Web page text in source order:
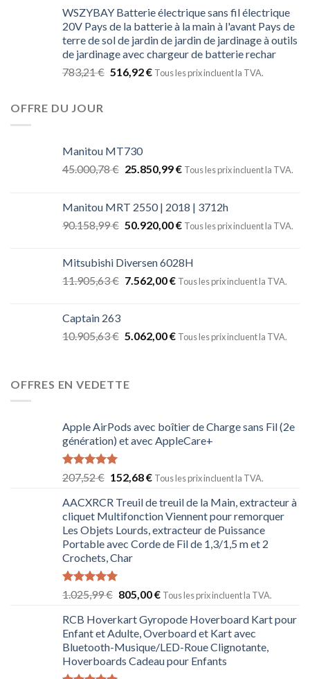
WSZYBAY Batterie électrique sans fil électrique
20V Pays de la batterie à la main à l'avant Pays de
terre de sol de jardin de jardin de jardinage à outils
de jardinage avec chargeur de batterie rechar
783,21€ 516,92€ Tous les prix incluent la TVA.
OFFRE DU JOUR
Manitou MT730
45.000,78€ 25.850,99€ Tous les prix incluent la TVA.
Manitou MRT 2550 | 2018 | 3712h
90.158,99€ 50.920,00€ Tous les prix incluent la TVA.
Mitsubishi Diversen 6028H
11.905,63€ 7.562,00€ Tous les prix incluent la TVA.
Captain 263
10.905,63€ 5.062,00€ Tous les prix incluent la TVA.
OFFRES EN VEDETTE
Apple AirPods avec boîtier de Charge sans Fil (2e
génération) et avec AppleCare+
Note5.00
sur 5
207,52€ 152,68€ Tous les prix incluent la TVA.
AACXRCR Treuil de treuil de la Main, extracteur à
cliquet Multifonction Viennent pour remorquer
Les Objets Lourds, extracteur de Puissance
Portable avec Corde de Fil de 1,3/1,5 m et 2
Crochets, Char
Note 5.00
1.025,99€ 805,00€ Tous les prix incluent la TVA.
RCB Hoverkart Gyropode Hoverboard Kart pour
Enfant et Adulte, Overboard et Kart avec
Bluetooth-Musique/LED-Roue Clignotante,
Hoverboards Cadeau pour Enfants